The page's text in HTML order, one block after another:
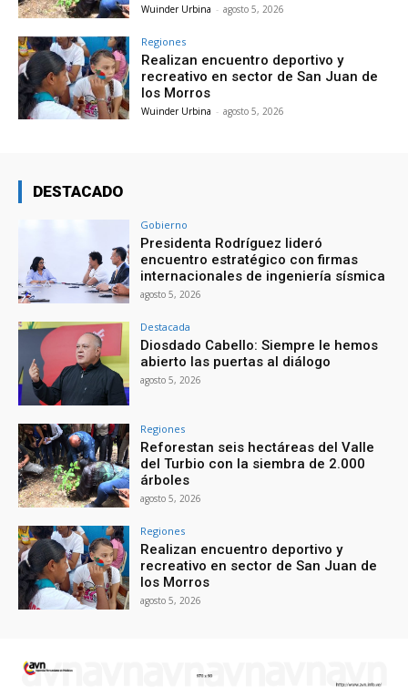
Wuinder Urbina - agosto 5, 2026
Regiones
Realizan encuentro deportivo y
recreativo en sector de San Juan de
los Morros
Wuinder Urbina - agosto 5, 2026
DESTACADO
Gobierno
Presidenta Rodríguez lideró
encuentro estratégico con firmas
internacionales de ingeniería sísmica
agosto 5, 2026
Destacada
Diosdado Cabello: Siempre le hemos
abierto las puertas al diálogo
agosto 5, 2026
Regiones
Reforestan seis hectáreas del Valle
del Turbio con la siembra de 2.000
árboles
agosto 5, 2026
Regiones
Realizan encuentro deportivo y
recreativo en sector de San Juan de
los Morros
agosto 5, 2026